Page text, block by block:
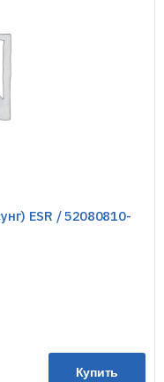
ESR / 52080810-
Купить